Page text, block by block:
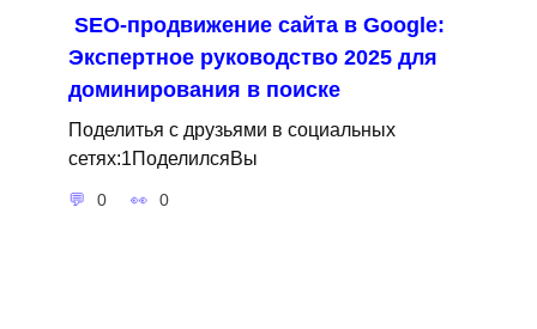
SEO-продвижение сайта в Google:
Экспертное руководство 2025 для
доминирования в поиске
Поделитья с друзьями в социальных
сетях:1ПоделилсяВы
0 0